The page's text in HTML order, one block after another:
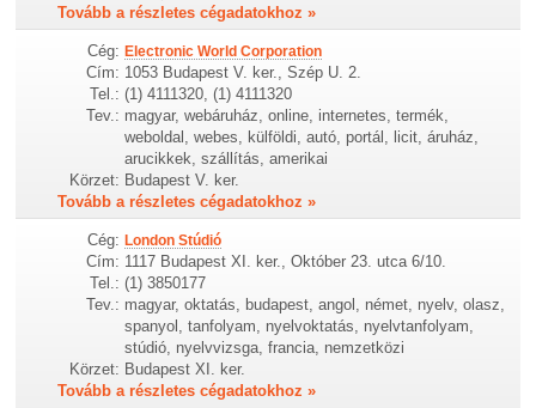
Tovább a részletes cégadatokhoz »
Cég: Electronic World Corporation
Cím: 1053 Budapest V. ker., Szép U. 2.
Tel.: (1) 4111320, (1) 4111320
Tev.: magyar, webáruház, online, internetes, termék,
weboldal, webes, külföldi, autó, portál, licit, áruház,
arucikkek, szállítás, amerikai
Körzet: Budapest V. ker.
Tovább a részletes cégadatokhoz »
Cég: London Stúdió
Cím: 1117 Budapest XI. ker., Október 23. utca 6/10.
Tel.: (1) 3850177
Tev.: magyar, oktatás, budapest, angol, német, nyelv, olasz,
spanyol, tanfolyam, nyelvoktatás, nyelvtanfolyam,
stúdió, nyelvvizsga, francia, nemzetközi
Körzet: Budapest XI. ker.
Tovább a részletes cégadatokhoz »